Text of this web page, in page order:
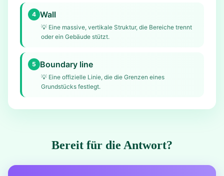
4 Wall
💡 Eine massive, vertikale Struktur, die Bereiche trennt
oder ein Gebäude stützt.
5 Boundary line
💡 Eine offizielle Linie, die die Grenzen eines
Grundstücks festlegt.
Bereit für die Antwort?